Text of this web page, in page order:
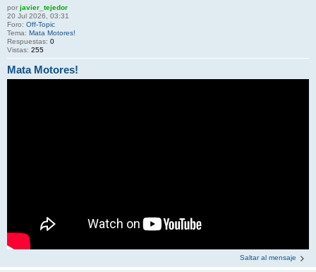
por javier_tejedor
20 Jul 2026, 03:31
Foro: Off-Topic
Tema: Mata Motores!
Respuestas: 0
Vistas: 255
Mata Motores!
Saltar al mensaje